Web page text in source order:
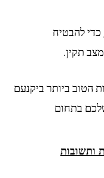
להבטיח
תקין.
הטוב ביותר ביקנעם
בתחום
ותשובות